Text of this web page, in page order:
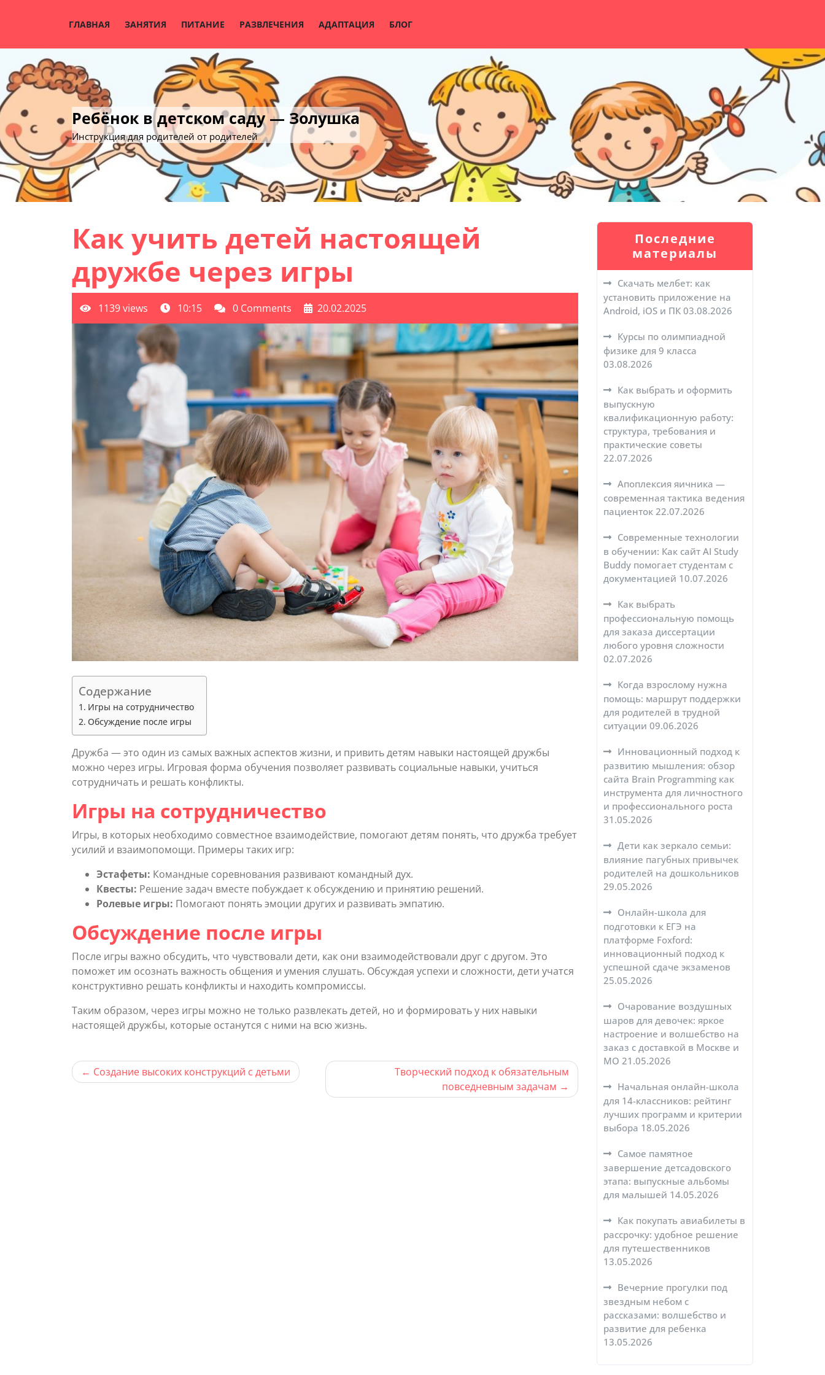
ГЛАВНАЯ ЗАНЯТИЯ ПИТАНИЕ РАЗВЛЕЧЕНИЯ АДАПТАЦИЯ БЛОГ
Ребёнок в детском саду — Золушка
Инструкция для родителей от родителей
Как учить детей настоящей
дружбе через игры
1139 views 10:15 0 Comments 20.02.2025
Содержание
Игры на сотрудничество
Обсуждение после игры
Дружба — это один из самых важных аспектов жизни, и привить детям навыки настоящей дружбы
можно через игры. Игровая форма обучения позволяет развивать социальные навыки, учиться
сотрудничать и решать конфликты.
Игры на сотрудничество
Игры, в которых необходимо совместное взаимодействие, помогают детям понять, что дружба требует
усилий и взаимопомощи. Примеры таких игр:
Эстафеты: Командные соревнования развивают командный дух.
Квесты: Решение задач вместе побуждает к обсуждению и принятию решений.
Ролевые игры: Помогают понять эмоции других и развивать эмпатию.
Обсуждение после игры
После игры важно обсудить, что чувствовали дети, как они взаимодействовали друг с другом. Это
поможет им осознать важность общения и умения слушать. Обсуждая успехи и сложности, дети учатся
конструктивно решать конфликты и находить компромиссы.
Таким образом, через игры можно не только развлекать детей, но и формировать у них навыки
настоящей дружбы, которые останутся с ними на всю жизнь.
Навигация
Создание высоких конструкций с детьми
Творческий подход к обязательным
повседневным задачам
Последние
материалы
Скачать мелбет: как
установить приложение на
Android, iOS и ПК 03.08.2026
Курсы по олимпиадной
физике для 9 класса
03.08.2026
Как выбрать и оформить
выпускную
квалификационную работу:
структура, требования и
практические советы
22.07.2026
Апоплексия яичника —
современная тактика ведения
пациенток 22.07.2026
Современные технологии
в обучении: Как сайт AI Study
Buddy помогает студентам с
документацией 10.07.2026
Как выбрать
профессиональную помощь
для заказа диссертации
любого уровня сложности
02.07.2026
Когда взрослому нужна
помощь: маршрут поддержки
для родителей в трудной
ситуации 09.06.2026
Инновационный подход к
развитию мышления: обзор
сайта Brain Programming как
инструмента для личностного
и профессионального роста
31.05.2026
Дети как зеркало семьи:
влияние пагубных привычек
родителей на дошкольников
29.05.2026
Онлайн-школа для
подготовки к ЕГЭ на
платформе Foxford:
инновационный подход к
успешной сдаче экзаменов
25.05.2026
Очарование воздушных
шаров для девочек: яркое
настроение и волшебство на
заказ с доставкой в Москве и
МО 21.05.2026
Начальная онлайн-школа
для 14-классников: рейтинг
лучших программ и критерии
выбора 18.05.2026
Самое памятное
завершение детсадовского
этапа: выпускные альбомы
для малышей 14.05.2026
Как покупать авиабилеты в
рассрочку: удобное решение
для путешественников
13.05.2026
Вечерние прогулки под
звездным небом с
рассказами: волшебство и
развитие для ребенка
13.05.2026